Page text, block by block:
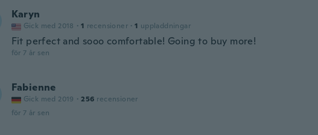
Karyn
Gick med 2018 · 1 recensioner · 1 uppladdningar
Fit perfect and sooo comfortable! Going to buy more!
för 7 år sen
Fabienne
Gick med 2019 · 256 recensioner
för 7 år sen